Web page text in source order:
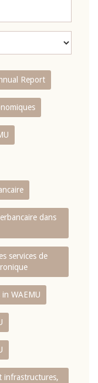
Report
dans
services de
WAEMU
infrastructures,